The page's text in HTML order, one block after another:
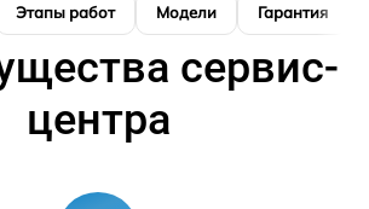
Этапы работ Модели Гарантия
сервис-
центра